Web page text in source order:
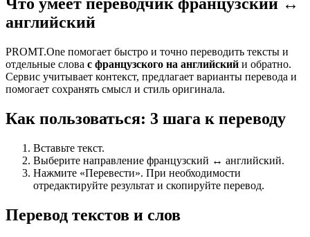
английский
PROMT.One помогает быстро и точно переводить тексты и
отдельные слова с французского на английский и обратно.
Сервис учитывает контекст, предлагает варианты перевода и
помогает сохранять смысл и стиль оригинала.
Как пользоваться: 3 шага к переводу
Вставьте текст.
Выберите направление французский ↔ английский.
Нажмите «Перевести». При необходимости
отредактируйте результат и скопируйте перевод.
Перевод текстов и слов